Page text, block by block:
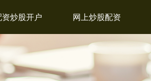
炒股开户 网上炒股配资